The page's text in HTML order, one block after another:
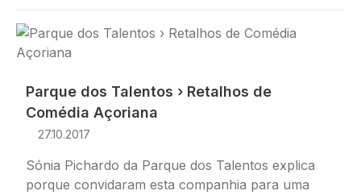
Imagem
Parque dos Talentos › Retalhos de
Comédia Açoriana
27.10.2017
Sónia Pichardo da Parque dos Talentos explica
porque convidaram esta companhia para uma